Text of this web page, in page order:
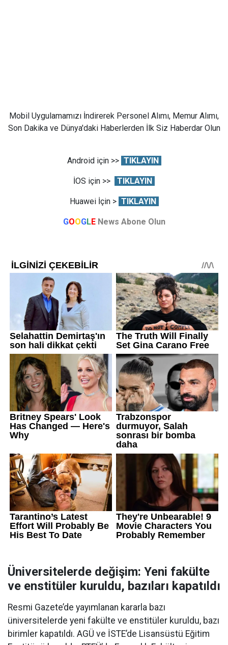
Mobil Uygulamamızı İndirerek Personel Alımı, Memur Alımı,
Son Dakika ve Dünya'daki Haberlerden İlk Siz Haberdar Olun
Android için >> TIKLAYIN
İOS için >> TIKLAYIN
Huawei İçin > TIKLAYIN
GOOGLE News Abone Olun
Üniversitelerde değişim: Yeni fakülte
ve enstitüler kuruldu, bazıları kapatıldı
Resmi Gazete’de yayımlanan kararla bazı
üniversitelerde yeni fakülte ve enstitüler kuruldu, bazı
birimler kapatıldı. AGÜ ve İSTE’de Lisansüstü Eğitim